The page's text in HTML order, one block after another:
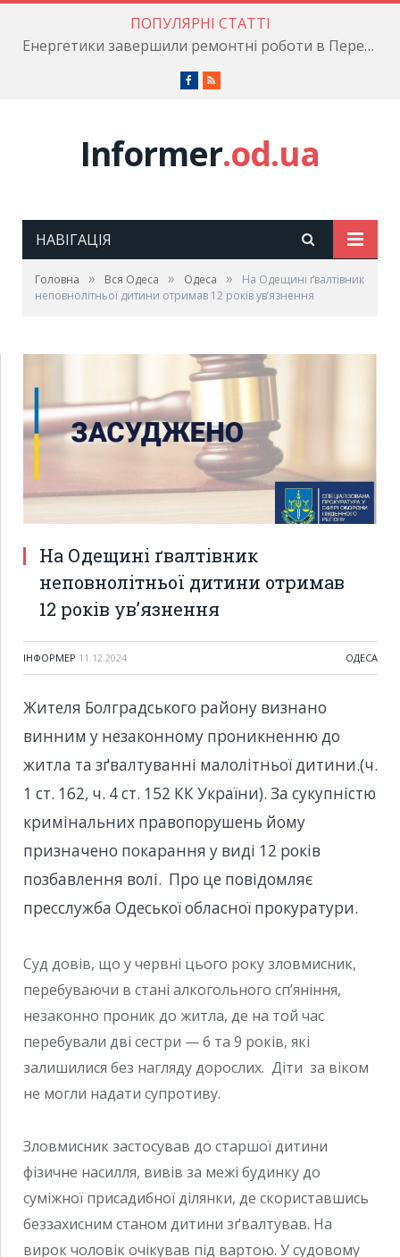
ПОПУЛЯРНІ СТАТТІ
Енергетики завершили ремонтні роботи в Пересипському районі
Facebook
RSS
Informer.od.ua
НАВІГАЦІЯ
Головна » Вся Одеса » Одеса »
На Одещині ґвалтівник
неповнолітньої дитини отримав 12 років ув’язнення
На Одещині ґвалтівник
неповнолітньої дитини отримав
12 років ув’язнення
ІНФОРМЕР 11.12.2024 ОДЕСА
Жителя Болградського району визнано
винним у незаконному проникненню до
житла та зґвалтуванні малолітньої дитини.(ч.
1 ст. 162, ч. 4 ст. 152 КК України). За сукупністю
кримінальних правопорушень йому
призначено покарання у виді 12 років
позбавлення волі. Про це повідомляє
пресслужба Одеської обласної прокуратури.
Суд довів, що у червні цього року зловмисник,
перебуваючи в стані алкогольного сп’яніння,
незаконно проник до житла, де на той час
перебували дві сестри — 6 та 9 років, які
залишилися без нагляду дорослих. Діти за віком
не могли надати супротиву.
Зловмисник застосував до старшої дитини
фізичне насилля, вивів за межі будинку до
суміжної присадибної ділянки, де скориставшись
беззахисним станом дитини зґвалтував. На
вирок чоловік очікував під вартою. У судовому